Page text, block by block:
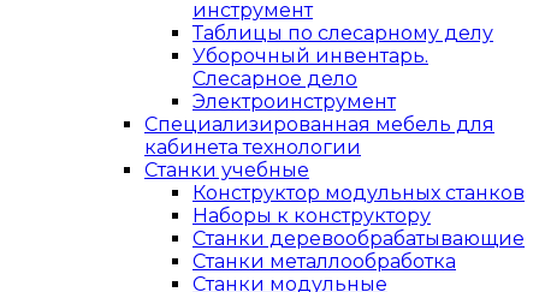
инструмент
Таблицы по слесарному делу
Уборочный инвентарь.
Слесарное дело
Электроинструмент
Специализированная мебель для
кабинета технологии
Станки учебные
Конструктор модульных станков
Наборы к конструктору
Станки деревообрабатывающие
Станки металлообработка
Станки модульные